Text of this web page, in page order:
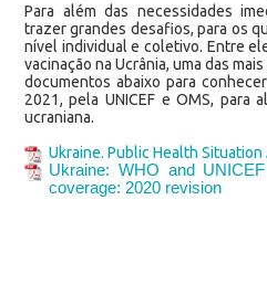
Para além das necessidades
trazer grandes desafios, para os
nível individual e coletivo. Entre
vacinação na Ucrânia, uma das
documentos abaixo para
2021, pela UNICEF e OMS, para
ucraniana.
Ukraine. Public Health Situation
Ukraine: WHO and
coverage: 2020 revision